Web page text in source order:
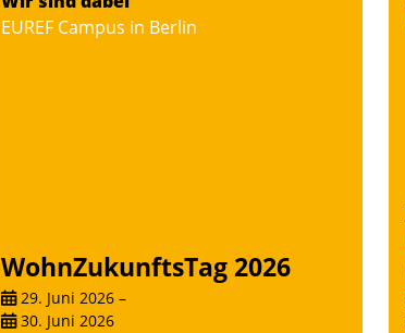
Softwareentwicklungshaus Datatrain.
EUREF Campus in Berlin
WohnZukunftsTag 2026
29. Juni 2026 –
30. Juni 2026